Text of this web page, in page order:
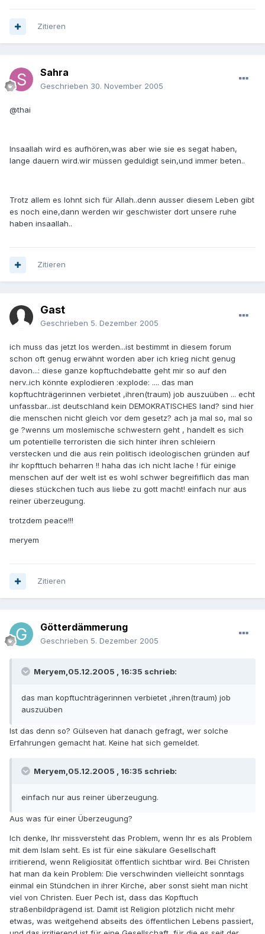
Zitieren
Sahra
Geschrieben 30. November 2005
@thai
Insaallah wird es aufhören,was aber wie sie es segat haben,
lange dauern wird.wir müssen geduldigt sein,und immer beten..
Trotz allem es lohnt sich für Allah..denn ausser diesem Leben gibt
es noch eine,dann werden wir geschwister dort unsere ruhe
haben insaallah..
Zitieren
Gast
Geschrieben 5. Dezember 2005
ich muss das jetzt los werden...ist bestimmt in diesem forum
schon oft genug erwähnt worden aber ich krieg nicht genug
davon...: diese ganze kopftuchdebatte geht mir so auf den
nerv..ich könnte explodieren :explode: .... das man
kopftuchträgerinnen verbietet ,ihren(traum) job auszuüben ... echt
unfassbar...ist deutschland kein DEMOKRATISCHES land? sind hier
die menschen nicht gleich vor dem gesetz? ach ja mal so, mal so
ge ?wenns um moslemische schwestern geht , handelt es sich
um potentielle terroristen die sich hinter ihren schleiern
verstecken und die aus rein politisch ideologischen gründen auf
ihr kopfttuch beharren !! haha das ich nicht lache ! für einige
menschen auf der welt ist es wohl schwer begreififlich das man
dieses stückchen tuch aus liebe zu gott macht! einfach nur aus
reiner überzeugung.
trotzdem peace!!!
meryem
Zitieren
Götterdämmerung
Geschrieben 5. Dezember 2005
Meryem,05.12.2005 , 16:35 schrieb:
das man kopftuchträgerinnen verbietet ,ihren(traum) job
auszuüben
Ist das denn so? Gülseven hat danach gefragt, wer solche
Erfahrungen gemacht hat. Keine hat sich gemeldet.
Meryem,05.12.2005 , 16:35 schrieb:
einfach nur aus reiner überzeugung.
Aus was für einer Überzeugung?
Ich denke, Ihr missversteht das Problem, wenn Ihr es als Problem
mit dem Islam seht. Es ist für eine säkulare Gesellschaft
irritierend, wenn Religiosität öffentlich sichtbar wird. Bei Christen
hat man da kein Problem: Die verschwinden vielleicht sonntags
einmal ein Stündchen in ihrer Kirche, aber sonst sieht man nicht
viel von Christen. Euer Pech ist, dass das Kopftuch
straßenbildprägend ist. Damit ist Religion plötzlich nicht mehr
etwas, was weitgehend abseits des öffentlichen Lebens passiert,